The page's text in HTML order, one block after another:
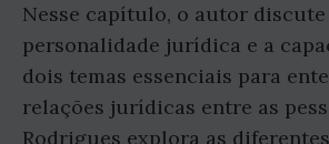
Nesse capítulo, o autor discute
personalidade jurídica e a
dois temas essenciais para
relações jurídicas entre as
Rodrigues explora as